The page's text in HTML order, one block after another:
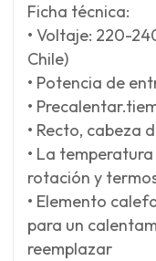
Ficha técnica:
• Voltaje: 220-
Chile)
• Potencia de
•
• Recto, cabeza
• La
rotación y
• Elemento
para un
reemplazar